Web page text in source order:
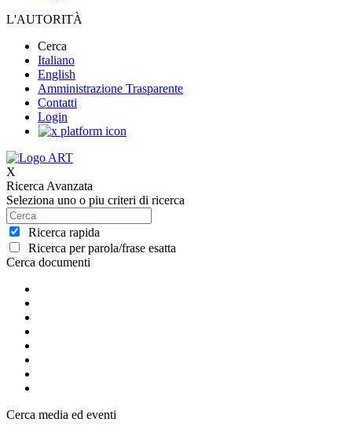
L'AUTORITÀ
Cerca
Italiano
English
Amministrazione Trasparente
Contatti
Login
X
Ricerca Avanzata
Seleziona uno o piu criteri di ricerca
Ricerca rapida
Ricerca per parola/frase esatta
Cerca documenti
Cerca media ed eventi